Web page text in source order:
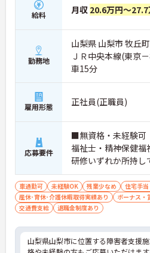
しないため、生活リズムを整えながら
続けることができます
・完全週休2日制（曜日固定）を採
により、先々の予定が立てやすくプラ
間をしっかりと確保できる環境です
【専門資格を活かした収入アップと明
形成が期待できます】
・介護福祉士資格手当が支給されるほ
評価面談で個人の頑張りが給与に還元
・サービス提供責任者や管理者への
も目指せます
【IT化と手厚いフォロー体制により
スを軽減できます】
・記録票の提出やシフト確認をすべ
ンで行えるため、手書きの書類作成
動の手間が省けケア業務に集中でき
・定期的な面談を通じて上司がフォロ
ムの支援を受けながら業務に取り組
給料 月収 20.6万円～27.7
勤務地
山梨県 山梨市 牧丘
ＪＲ中央本線(東京
車15分
雇用形態 正社員(正職員)
応募要件
■無資格・未経験
福祉士・精神保健
研修いずれか所持
動車運転免許必須
力程度
車通勤可 未経験OK 残業少なめ 住宅手
産休･育休･介護休暇取得実績あり
ボーナス・
交通費支給
退職金制度あり
山梨県山梨市に位置する障害者支援